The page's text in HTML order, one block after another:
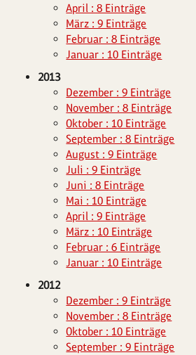
April : 8 Einträge
März : 9 Einträge
Februar : 8 Einträge
Januar : 10 Einträge
2013
Dezember : 9 Einträge
November : 8 Einträge
Oktober : 10 Einträge
September : 8 Einträge
August : 9 Einträge
Juli : 9 Einträge
Juni : 8 Einträge
Mai : 10 Einträge
April : 9 Einträge
März : 10 Einträge
Februar : 6 Einträge
Januar : 10 Einträge
2012
Dezember : 9 Einträge
November : 8 Einträge
Oktober : 10 Einträge
September : 9 Einträge